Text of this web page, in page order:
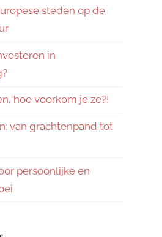
steden op de
in
hoe voorkom je ze?!
van grachtenpand tot
persoonlijke en